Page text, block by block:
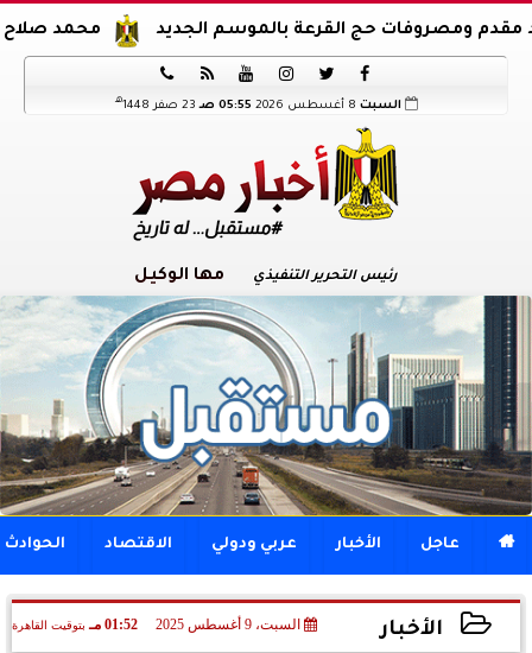
محمد صلاح يوقع عقود حج القرعة بالموسم الجديد






السبت 05:55 صـ 23 صفر 1448 هـ
رئيس التحرير التنفيذي مها الوكيل
 عاجل الأخبار عربي ودولي الاقتصاد الحوادث
الأخبار السبت، 9 أغسطس 2025 01:52 مـ بتوقيت القاهرة